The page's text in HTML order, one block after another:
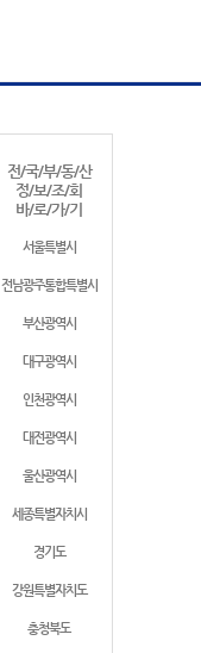
전/국/부/동/산
정/보/조/회
바/로/가/기
서울특별시
전남광주통합특별시
부산광역시
대구광역시
인천광역시
대전광역시
울산광역시
세종특별자치시
경기도
강원특별자치도
충청북도